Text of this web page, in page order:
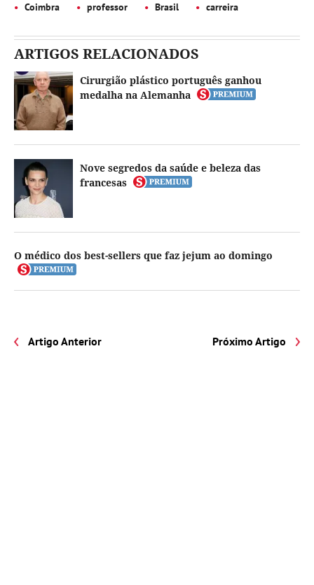
Coimbra
professor Brasil carreira
ARTIGOS RELACIONADOS
Cirurgião plástico português ganhou
medalha na Alemanha
Nove segredos da saúde e beleza das
francesas
O médico dos best-sellers que faz jejum ao domingo
Artigo Anterior Próximo Artigo